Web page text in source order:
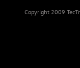
Copyright 2009